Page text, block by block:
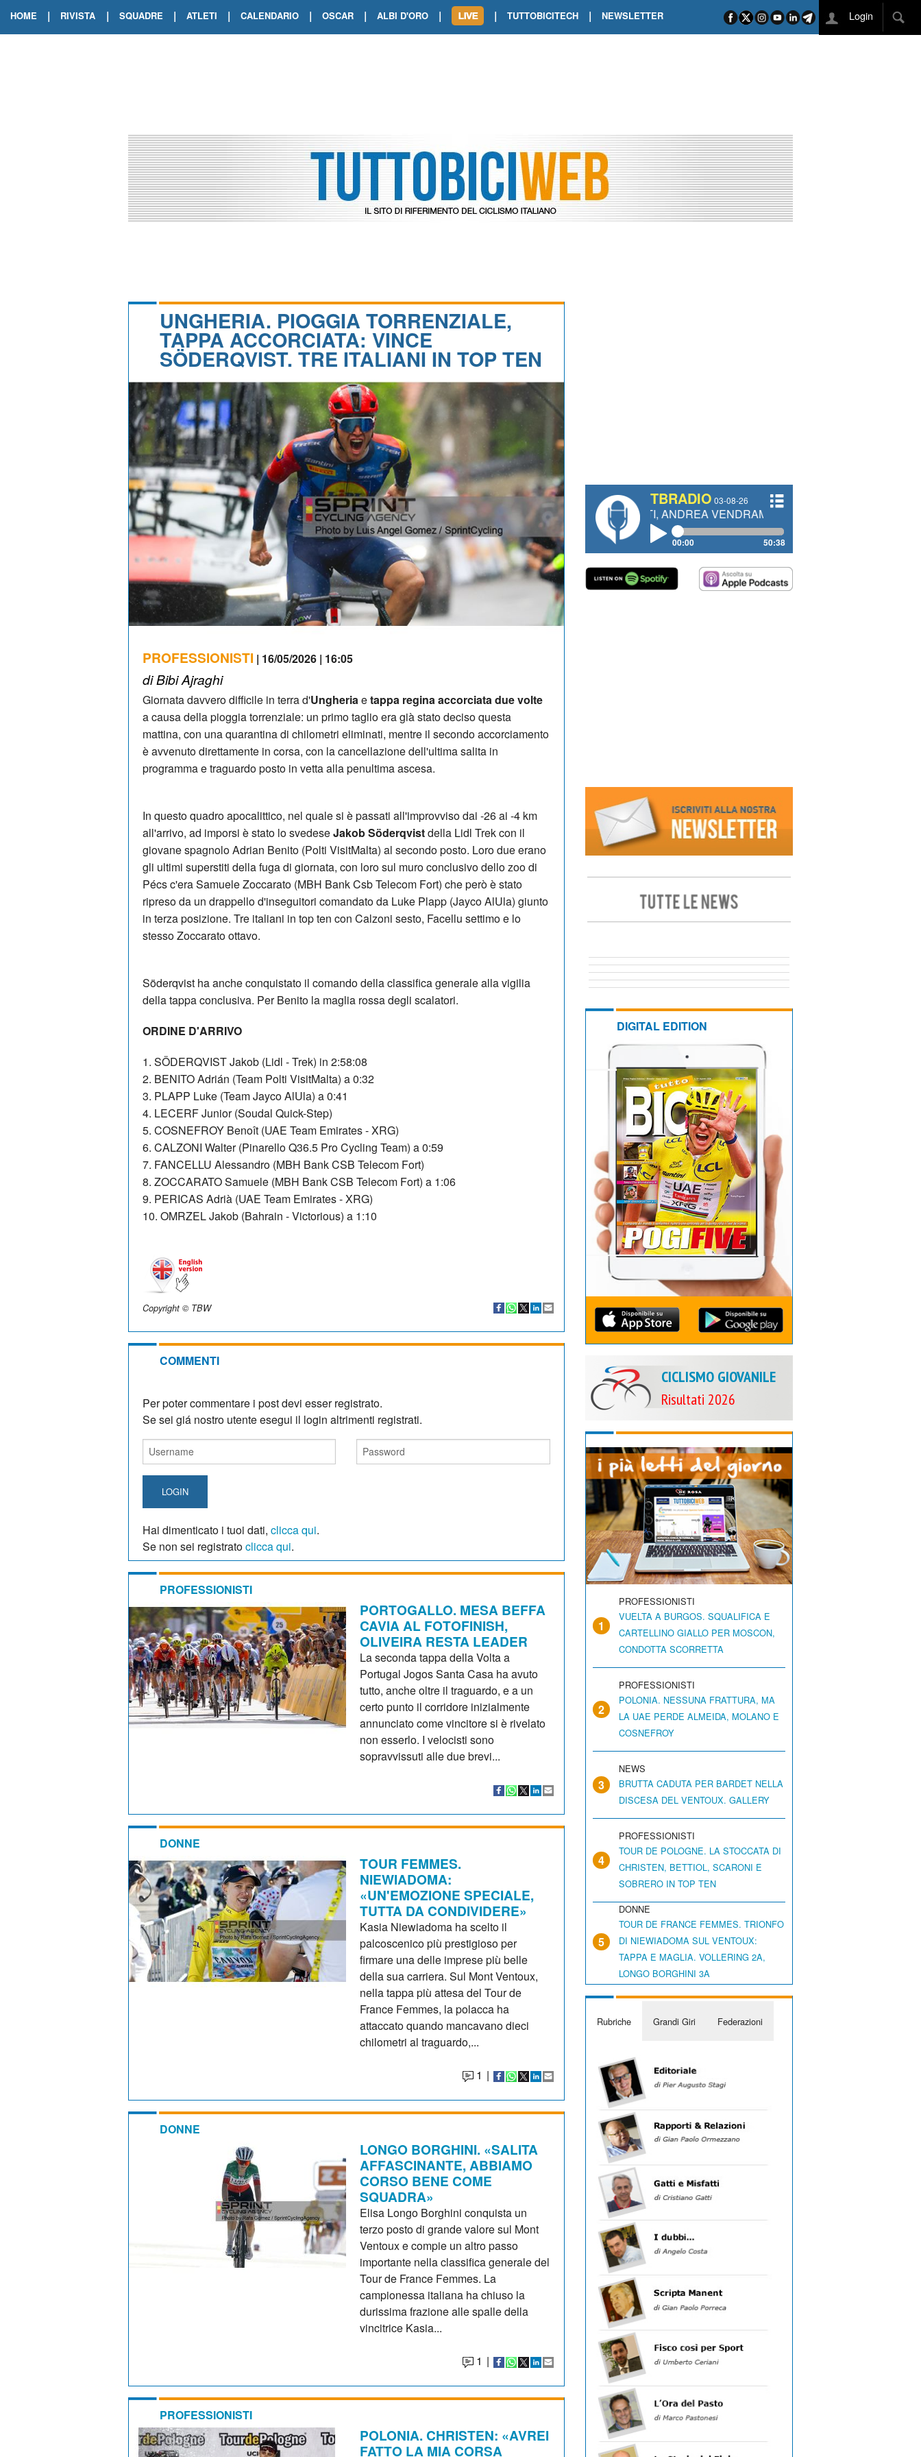
HOME | RIVISTA | SQUADRE | ATLETI | CALENDARIO | OSCAR | ALBI D'ORO |
TOUR DE FRANCE. ORCIERES-MERLETTE INCORONA CARAPAZ
TOUR DE FRANCE. A VOIRON TRIONFO DI PHILIPSEN SU SCHMID E KOOIJ
| TUTTOBICITECH | NEWSLETTER Login
UNGHERIA. PIOGGIA TORRENZIALE,
TAPPA ACCORCIATA: VINCE
SÖDERQVIST. TRE ITALIANI IN TOP TEN
PROFESSIONISTI | 16/05/2026 | 16:05
di Bibi Ajraghi
Giornata davvero difficile in terra d'Ungheriaetappa regina accorciata due volte
a causa della pioggia torrenziale: un primo taglio era già stato deciso questa
mattina, con una quarantina di chilometri eliminati, mentre il secondo accorciamento
è avvenuto direttamente in corsa, con la cancellazione dell'ultima salita in
programma e traguardo posto in vetta alla penultima ascesa.
In questo quadro apocalittico, nel quale si è passati all'improvviso dai -26 ai -4 km
all'arrivo, ad imporsi è stato lo svedeseJakob Söderqvistdella Lidl Trek con il
giovane spagnolo Adrian Benito (Polti VisitMalta) al secondo posto. Loro due erano
gli ultimi superstiti della fuga di giornata, con loro sul muro conclusivo dello zoo di
Pécs c'era Samuele Zoccarato (MBH Bank Csb Telecom Fort) che però è stato
ripreso da un drappello d'inseguitori comandato da Luke Plapp (Jayco AlUla) giunto
in terza posizione. Tre italiani in top ten con Calzoni sesto, Facellu settimo e lo
stesso Zoccarato ottavo.
Söderqvist ha anche conquistato il comando della classifica generale alla vigilia
della tappa conclusiva. Per Benito la maglia rossa degli scalatori.
ORDINE D'ARRIVO
1. SÖDERQVIST Jakob (Lidl - Trek) in 2:58:08
2. BENITO Adrián (Team Polti VisitMalta) a 0:32
3. PLAPP Luke (Team Jayco AlUla) a 0:41
4. LECERF Junior (Soudal Quick-Step)
5. COSNEFROY Benoît (UAE Team Emirates - XRG)
6. CALZONI Walter (Pinarello Q36.5 Pro Cycling Team) a 0:59
7. FANCELLU Alessandro (MBH Bank CSB Telecom Fort)
8. ZOCCARATO Samuele (MBH Bank CSB Telecom Fort) a 1:06
9. PERICAS Adrià (UAE Team Emirates - XRG)
10. OMRZEL Jakob (Bahrain - Victorious) a 1:10
Copyright © TBW
COMMENTI
Per poter commentare i post devi esser registrato.
Se sei giá nostro utente esegui il login altrimenti registrati.
LOGIN
Hai dimenticato i tuoi dati, clicca qui.
Se non sei registratoclicca qui.
PROFESSIONISTI
PORTOGALLO. MESA BEFFA
CAVIA AL FOTOFINISH,
OLIVEIRA RESTA LEADER
La seconda tappa della Volta a
Portugal Jogos Santa Casa ha avuto
tutto, anche oltre il traguardo, e a un
certo punto il corridore inizialmente
annunciato come vincitore si è rivelato
non esserlo. I velocisti sono
sopravvissuti alle due brevi...
DONNE
TOUR FEMMES.
NIEWIADOMA:
«UN'EMOZIONE SPECIALE,
TUTTA DA CONDIVIDERE»
Kasia Niewiadoma ha scelto il
palcoscenico più prestigioso per
firmare una delle imprese più belle
della sua carriera. Sul Mont Ventoux,
nella tappa più attesa del Tour de
France Femmes, la polacca ha
attaccato quando mancavano dieci
chilometri al traguardo,...
1 |
DONNE
LONGO BORGHINI. «SALITA
AFFASCINANTE, ABBIAMO
CORSO BENE COME
SQUADRA»
Elisa Longo Borghini conquista un
terzo posto di grande valore sul Mont
Ventoux e compie un altro passo
importante nella classifica generale del
Tour de France Femmes. La
campionessa italiana ha chiuso la
durissima frazione alle spalle della
vincitrice Kasia...
1 |
PROFESSIONISTI
POLONIA. CHRISTEN: «AVREI
FATTO LA MIA CORSA
TBRADIO 03-08-26
#334 CHARLY WEGELIUS, MAURO GIANETTI, ANDREA VENDRAME, FILIPPO FIORELLI
00:00 50:38
DIGITAL EDITION
CICLISMO GIOVANILE
Risultati 2026
1
PROFESSIONISTI
VUELTA A BURGOS. SQUALIFICA E
CARTELLINO GIALLO PER MOSCON,
CONDOTTA SCORRETTA
2
PROFESSIONISTI
POLONIA. NESSUNA FRATTURA, MA
LA UAE PERDE ALMEIDA, MOLANO E
COSNEFROY
3
NEWS
BRUTTA CADUTA PER BARDET NELLA
DISCESA DEL VENTOUX. GALLERY
4
PROFESSIONISTI
TOUR DE POLOGNE. LA STOCCATA DI
CHRISTEN, BETTIOL, SCARONI E
SOBRERO IN TOP TEN
5
DONNE
TOUR DE FRANCE FEMMES. TRIONFO
DI NIEWIADOMA SUL VENTOUX:
TAPPA E MAGLIA. VOLLERING 2A,
LONGO BORGHINI 3A
Rubriche Grandi Giri Federazioni